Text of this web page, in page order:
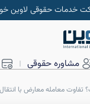
خدمات حقوقی لاوین
مشاوره حقوقی
معامله معارض با